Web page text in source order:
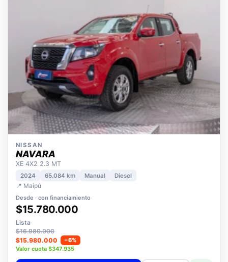
NISSAN
NAVARA
XE 4X2 2.3 MT
2024
📍 Maipú
Desde · con financiamiento
$15.780.000
Lista
$16.980.000
$15.980.000
−6%
Valor cuota $347.935